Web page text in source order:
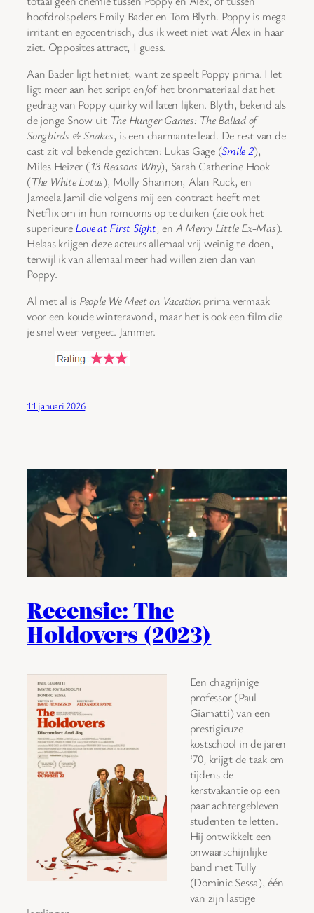
hoofdrolspelers Emily Bader en Tom Blyth. Poppy is mega
irritant en egocentrisch, dus ik weet niet wat Alex in haar
ziet. Opposites attract, I guess.
Aan Bader ligt het niet, want ze speelt Poppy prima. Het
ligt meer aan het script en/of het bronmateriaal dat het
gedrag van Poppy quirky wil laten lijken. Blyth, bekend als
de jonge Snow uit The Hunger Games: The Ballad of
Songbirds & Snakes, is een charmante lead. De rest van de
cast zit vol bekende gezichten: Lukas Gage (Smile 2),
Miles Heizer (13 Reasons Why), Sarah Catherine Hook
(The White Lotus), Molly Shannon, Alan Ruck, en
Jameela Jamil die volgens mij een contract heeft met
Netflix om in hun romcoms op te duiken (zie ook het
superieureLove at First Sight, en A Merry Little Ex-Mas).
Helaas krijgen deze acteurs allemaal vrij weinig te doen,
terwijl ik van allemaal meer had willen zien dan van
Poppy.
Al met al is People We Meet on Vacationprima vermaak
voor een koude winteravond, maar het is ook een film die
je snel weer vergeet. Jammer.
11 januari 2026
Recensie: The
Holdovers (2023)
Een chagrijnige
professor (Paul
Giamatti) van een
prestigieuze
kostschool in de jaren
‘70, krijgt de taak om
tijdens de
kerstvakantie op een
paar achtergebleven
studenten te letten.
Hij ontwikkelt een
onwaarschijnlijke
band met Tully
(Dominic Sessa), één
van zijn lastige